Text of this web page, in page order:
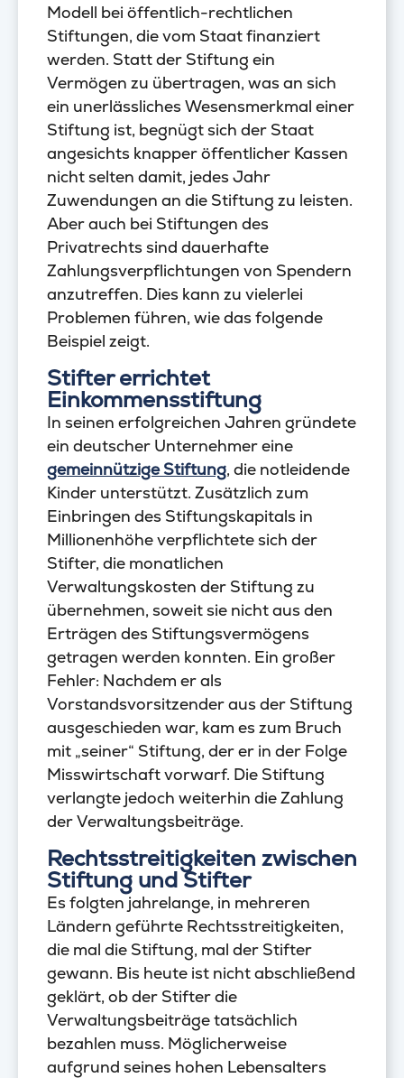
Modell bei öffentlich-rechtlichen
Stiftungen, die vom Staat finanziert
werden. Statt der Stiftung ein
Vermögen zu übertragen, was an sich
ein unerlässliches Wesensmerkmal einer
Stiftung ist, begnügt sich der Staat
angesichts knapper öffentlicher Kassen
nicht selten damit, jedes Jahr
Zuwendungen an die Stiftung zu leisten.
Aber auch bei Stiftungen des
Privatrechts sind dauerhafte
Zahlungsverpflichtungen von Spendern
anzutreffen. Dies kann zu vielerlei
Problemen führen, wie das folgende
Beispiel zeigt.
Stifter errichtet
Einkommensstiftung
In seinen erfolgreichen Jahren gründete
ein deutscher Unternehmer eine
gemeinnützige Stiftung, die notleidende
Kinder unterstützt. Zusätzlich zum
Einbringen des Stiftungskapitals in
Millionenhöhe verpflichtete sich der
Stifter, die monatlichen
Verwaltungskosten der Stiftung zu
übernehmen, soweit sie nicht aus den
Erträgen des Stiftungsvermögens
getragen werden konnten. Ein großer
Fehler: Nachdem er als
Vorstandsvorsitzender aus der Stiftung
ausgeschieden war, kam es zum Bruch
mit „seiner“ Stiftung, der er in der Folge
Misswirtschaft vorwarf. Die Stiftung
verlangte jedoch weiterhin die Zahlung
der Verwaltungsbeiträge.
Rechtsstreitigkeiten zwischen
Stiftung und Stifter
Es folgten jahrelange, in mehreren
Ländern geführte Rechtsstreitigkeiten,
die mal die Stiftung, mal der Stifter
gewann. Bis heute ist nicht abschließend
geklärt, ob der Stifter die
Verwaltungsbeiträge tatsächlich
bezahlen muss. Möglicherweise
aufgrund seines hohen Lebensalters